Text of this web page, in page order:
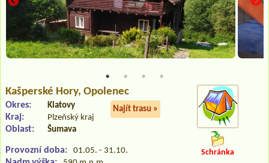
Kašperské Hory, Opolenec
Najít trasu »
Okres: Klatovy
Kraj: Plzeňský kraj
Oblast: Šumava
Provozní doba: 01.05. - 31.10. Schránka